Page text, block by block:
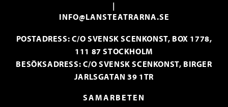
|
INFO@LANSTEATRARNA.SE
POSTADRESS: C/O SVENSK SCENKONST, BOX 1778,
111 87 STOCKHOLM
BESÖKSADRESS: C/O SVENSK SCENKONST, BIRGER
JARLSGATAN 39 1TR
SAMARBETEN